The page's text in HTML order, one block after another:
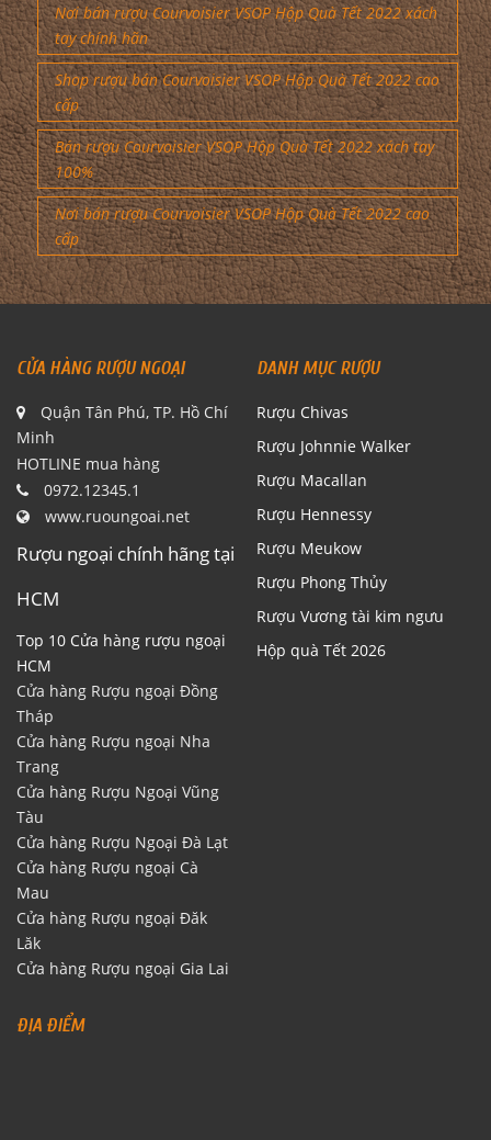
Nơi bán rượu Courvoisier VSOP Hộp Quà Tết 2022 xách
tay chính hãn
Shop rượu bán Courvoisier VSOP Hộp Quà Tết 2022 cao
cấp
Bán rượu Courvoisier VSOP Hộp Quà Tết 2022 xách tay
100%
Nơi bán rượu Courvoisier VSOP Hộp Quà Tết 2022 cao
cấp
CỬA HÀNG RƯỢU NGOẠI
Quận Tân Phú, TP. Hồ Chí
Minh
HOTLINE mua hàng
0972.12345.1
www.ruoungoai.net
Rượu ngoại chính hãng tại
HCM
Top 10 Cửa hàng rượu ngoại
HCM
Cửa hàng Rượu ngoại Đồng
Tháp
Cửa hàng Rượu ngoại Nha
Trang
Cửa hàng Rượu Ngoại Vũng
Tàu
Cửa hàng Rượu Ngoại Đà Lạt
Cửa hàng Rượu ngoại Cà
Mau
Cửa hàng Rượu ngoại Đăk
Lăk
Cửa hàng Rượu ngoại Gia Lai
DANH MỤC RƯỢU
Rượu Chivas
Rượu Johnnie Walker
Rượu Macallan
Rượu Hennessy
Rượu Meukow
Rượu Phong Thủy
Rượu Vương tài kim ngưu
Hộp quà Tết 2026
ĐỊA ĐIỂM